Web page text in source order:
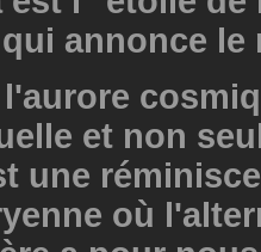
annonce le
et non
une
où